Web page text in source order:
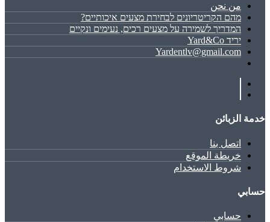
ﻣﻦ ﻧﺤﻦ
מהם הקריטריונים לבחירת מצעים איכותיים?
המדריך לשמירה על מצעים רכים, נעימים ונקיים
יריד Yard&Co
Yardentlv@gmail.com
خدمة الزبائن
اتصل بنا
خريطة الموقع
شروط الاستخدام
حسابي
حسابي